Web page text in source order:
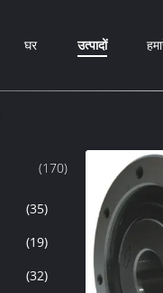
घर उत्पादों
(170)
(35)
(19)
(32)